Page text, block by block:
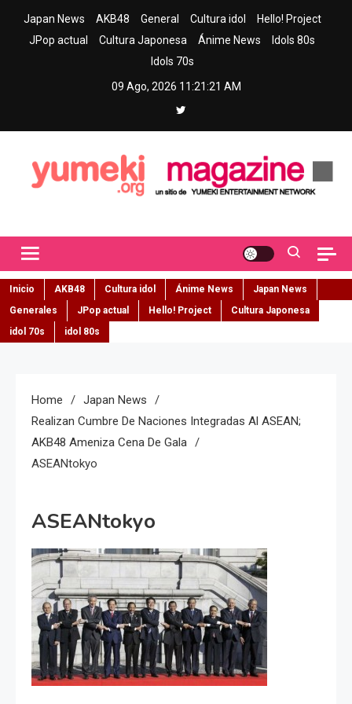
Japan News AKB48 General Cultura idol
Hello! Project
JPop actual
Cultura Japonesa Ánime News
Idols 80s
Idols 70s
09 Ago, 2026 11:21:22 AM
Inicio AKB48 Cultura idol Ánime News
Japan News
Generales
JPop actual Hello! Project
Cultura Japonesa
idol 70s
idol 80s
Home
Japan News
Realizan Cumbre De Naciones Integradas Al ASEAN;
AKB48 Ameniza Cena De Gala
ASEANtokyo
ASEANtokyo